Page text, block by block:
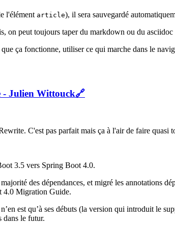
l'élément article), il sera sauvegardé
on peut toujours taper du markdown ou du
ça fonctionne, utiliser ce qui marche dans le
- Julien Wittouck🔗
C'est pas parfait mais ça à l'air de faire quasi
3.5 vers Spring Boot 4.0.
des dépendances, et migré les annotations
4.0 Migration Guide.
est qu’à ses débuts (la version qui introduit le
dans le futur.